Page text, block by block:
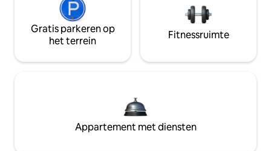
Gratis parkeren op
het terrein
Fitnessruimte
Appartement met diensten